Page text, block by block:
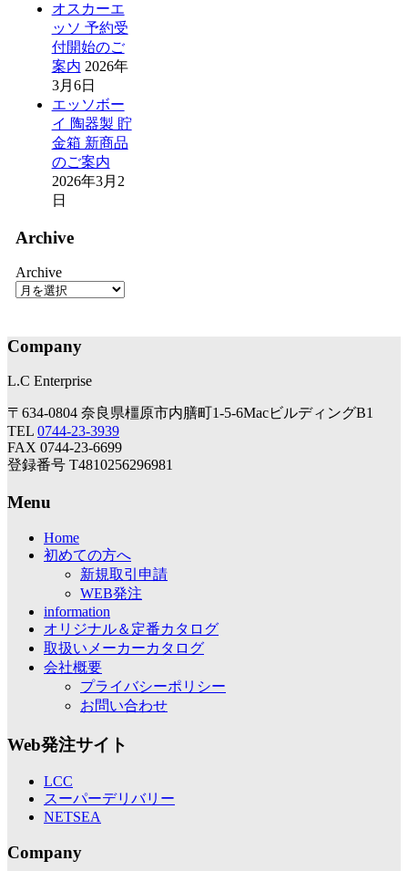
オスカーエ
ッソ 予約受
付開始のご
案内 2026年
3月6日
エッソボー
イ 陶器製 貯
金箱 新商品
のご案内
2026年3月2
日
Archive
Archive
Company
L.C Enterprise
〒634-0804 奈良県橿原市内膳町1-5-6MacビルディングB1
TEL 0744-23-3939
FAX 0744-23-6699
登録番号 T4810256296981
Menu
Home
初めての方へ
新規取引申請
WEB発注
information
オリジナル＆定番カタログ
取扱いメーカーカタログ
会社概要
プライバシーポリシー
お問い合わせ
Web発注サイト
LCC
スーパーデリバリー
NETSEA
Company